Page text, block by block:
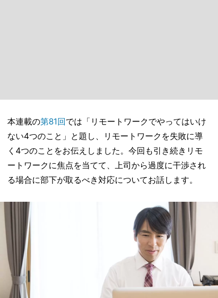
本連載の第81回 では「リモートワークでやってはいけ
ない4つのこと」と題し、リモートワークを失敗に導
く4つのことをお伝えしました。今回も引き続きリモ
ートワークに焦点を当てて、上司から過度に干渉され
る場合に部下が取るべき対応についてお話します。